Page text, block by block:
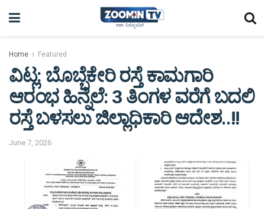
Home Featured
ವಿಟ್ಲ: ಬೊಬ್ಬೆಕೇರಿ ರಸ್ತೆ ಕಾಮಗಾರಿ
ಆರಂಭ ಹಿನ್ನೆಲೆ: 3 ತಿಂಗಳ ವರೆಗೆ ಬದಲಿ
ರಸ್ತೆ ಬಳಸಲು ಜಿಲ್ಲಾಧಿಕಾರಿ ಆದೇಶ..!!
June 7, 2026